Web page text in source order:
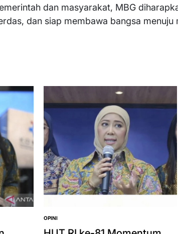
dan masyarakat, MBG
dan siap membawa bangsa
POSTED
IN
OPINI